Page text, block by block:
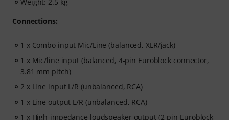
Connections:
1 x Combo input Mic/Line (balanced, XLR/jack)
1 x Mic/line input (balanced, 4-pin Euroblock connector,
3.81 mm pitch)
2 x Line input L/R (unbalanced, RCA)
1 x Line output L/R (unbalanced, RCA)
1 x High-impedance loudspeaker output (2-pin Euroblock